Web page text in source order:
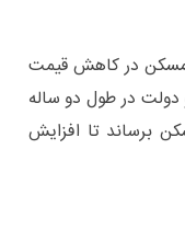
مسکن در کاهش قیمت
در طول دو ساله
برساند تا افزایش